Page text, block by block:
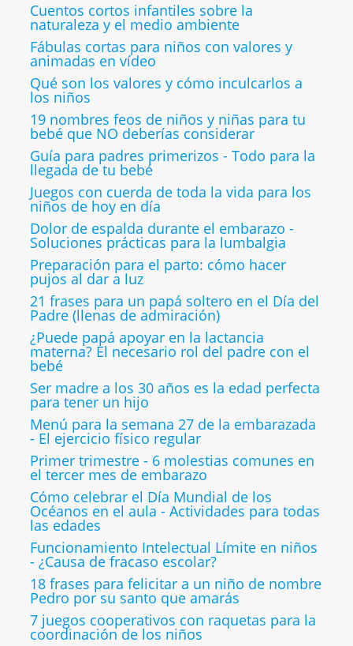
Cuentos cortos infantiles sobre la
naturaleza y el medio ambiente
Fábulas cortas para niños con valores y
animadas en vídeo
Qué son los valores y cómo inculcarlos a
los niños
19 nombres feos de niños y niñas para tu
bebé que NO deberías considerar
Guía para padres primerizos - Todo para la
llegada de tu bebé
Juegos con cuerda de toda la vida para los
niños de hoy en día
Dolor de espalda durante el embarazo -
Soluciones prácticas para la lumbalgia
Preparación para el parto: cómo hacer
pujos al dar a luz
21 frases para un papá soltero en el Día del
Padre (llenas de admiración)
¿Puede papá apoyar en la lactancia
materna? El necesario rol del padre con el
bebé
Ser madre a los 30 años es la edad perfecta
para tener un hijo
Menú para la semana 27 de la embarazada
- El ejercicio físico regular
Primer trimestre - 6 molestias comunes en
el tercer mes de embarazo
Cómo celebrar el Día Mundial de los
Océanos en el aula - Actividades para todas
las edades
Funcionamiento Intelectual Límite en niños
- ¿Causa de fracaso escolar?
18 frases para felicitar a un niño de nombre
Pedro por su santo que amarás
7 juegos cooperativos con raquetas para la
coordinación de los niños